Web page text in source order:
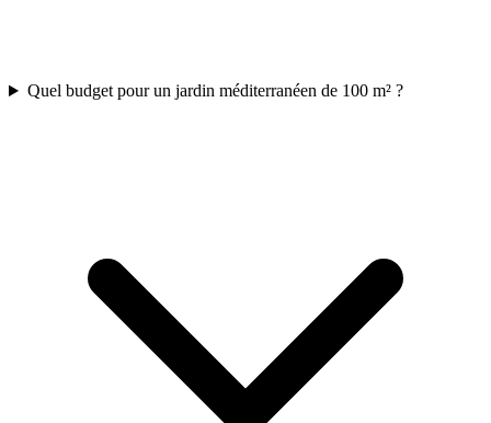
Quel budget pour un jardin méditerranéen de 100 m² ?